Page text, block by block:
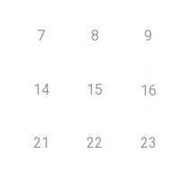
7 8 9
14 15 16
21 22 23